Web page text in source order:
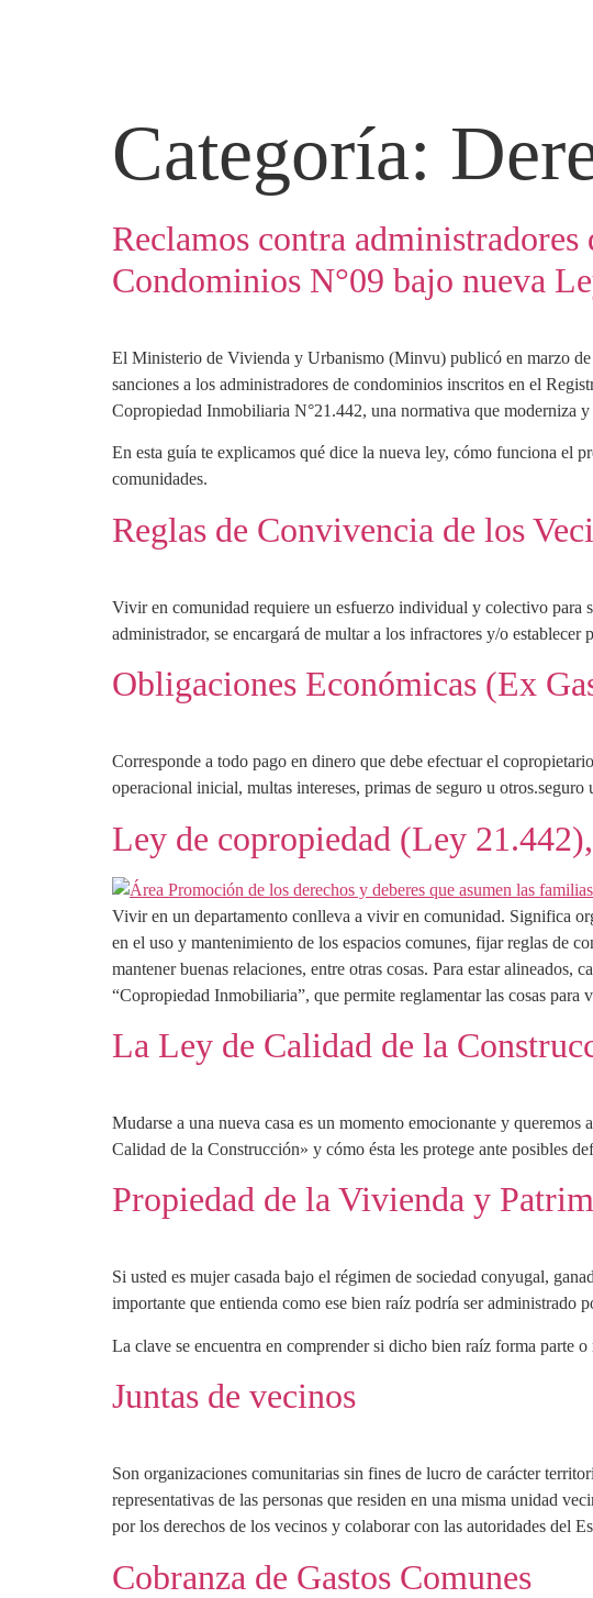
Categoría:
Reclamos contra
Condominios N°09 bajo nueva
El Ministerio de Vivienda y Urbanismo (Minvu) publicó en marzo
sanciones a los administradores de condominios inscritos en el
Copropiedad Inmobiliaria N°21.442, una normativa que moderniza
En esta guía te explicamos qué dice la nueva ley, cómo funciona el
comunidades.
Reglas de Convivencia de los
Vivir en comunidad requiere un esfuerzo individual y colectivo
administrador, se encargará de multar a los infractores y/o
Obligaciones Económicas (Ex
Corresponde a todo pago en dinero que debe efectuar el
operacional inicial, multas intereses, primas de seguro u otros.seguro
Ley de copropiedad (Ley
Vivir en un departamento conlleva a vivir en comunidad. Significa
en el uso y mantenimiento de los espacios comunes, fijar reglas de
mantener buenas relaciones, entre otras cosas. Para estar
“Copropiedad Inmobiliaria”, que permite reglamentar las cosas para
La Ley de Calidad de la
Mudarse a una nueva casa es un momento emocionante y
Calidad de la Construcción» y cómo ésta les protege ante posibles
Propiedad de la Vivienda y
Si usted es mujer casada bajo el régimen de sociedad conyugal,
importante que entienda como ese bien raíz podría ser
La clave se encuentra en comprender si dicho bien raíz forma parte
Juntas de vecinos
Son organizaciones comunitarias sin fines de lucro de carácter
representativas de las personas que residen en una misma unidad
por los derechos de los vecinos y colaborar con las autoridades del
Cobranza de Gastos Comunes